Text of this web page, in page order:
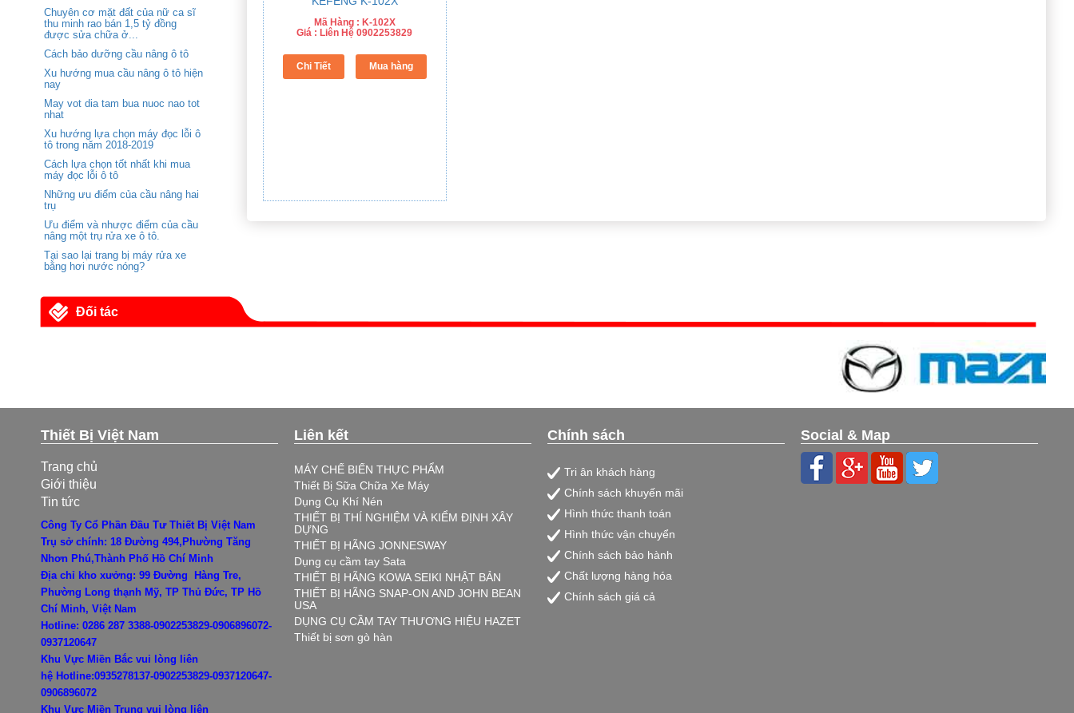
Chuyên cơ mặt đất của nữ ca sĩ
thu minh rao bán 1,5 tỷ đồng
được sửa chữa ở...
Cách bảo dưỡng cầu nâng ô tô
Xu hướng mua cầu nâng ô tô hiện
nay
May vot dia tam bua nuoc nao tot
nhat
Xu hướng lựa chọn máy đọc lỗi ô
tô trong năm 2018-2019
Cách lựa chọn tốt nhất khi mua
máy đọc lỗi ô tô
Những ưu điểm của cầu nâng hai
trụ
Ưu điểm và nhược điểm của cầu
nâng một trụ rửa xe ô tô.
Tại sao lại trang bị máy rửa xe
bằng hơi nước nóng?
Mã Hàng : K-102X
Giá : Liên Hệ 0902253829
Đối tác
Thiết Bị Việt Nam
Trang chủ
Giới thiệu
Tin tức
Công Ty Cổ Phần Đầu Tư Thiết Bị Việt Nam
Trụ sở chính: 18 Đường 494,Phường Tăng
Nhơn Phú,Thành Phố Hồ Chí Minh
Địa chỉ kho xưởng: 99 Đường Hàng Tre,
Phường Long thạnh Mỹ, TP Thủ Đức, TP Hồ
Chí Minh, Việt Nam
Hotline: 0286 287 3388-0902253829-0906896072-
0937120647
Khu Vực Miền Bắc vui lòng liên
hệ Hotline:0935278137-0902253829-0937120647-
0906896072
Khu Vực Miền Trung vui lòng liên
Liên kết
MÁY CHẾ BIẾN THỰC PHẨM
Thiết Bị Sữa Chữa Xe Máy
Dụng Cụ Khí Nén
THIẾT BỊ THÍ NGHIỆM VÀ KIỂM ĐỊNH XÂY
DỰNG
THIẾT BỊ HÃNG JONNESWAY
Dụng cụ cầm tay Sata
THIẾT BỊ HÃNG KOWA SEIKI NHẬT BẢN
THIẾT BỊ HÃNG SNAP-ON AND JOHN BEAN
USA
DỤNG CỤ CẦM TAY THƯƠNG HIỆU HAZET
Thiết bị sơn gò hàn
Chính sách
Tri ân khách hàng
Chính sách khuyến mãi
Hình thức thanh toán
Hình thức vận chuyển
Chính sách bảo hành
Chất lượng hàng hóa
Chính sách giá cả
Social & Map